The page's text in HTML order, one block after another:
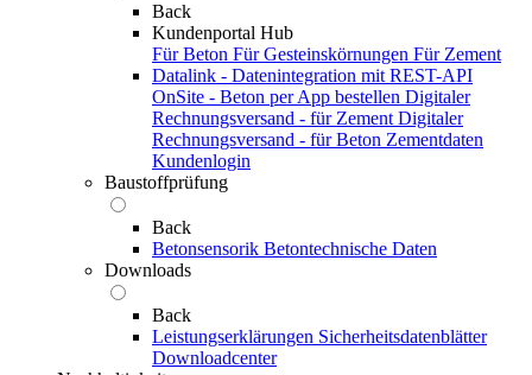
Back
Kundenportal Hub
Für Beton Für Gesteinskörnungen Für Zement
Datalink - Datenintegration mit REST-API
OnSite - Beton per App bestellen Digitaler
Rechnungsversand - für Zement Digitaler
Rechnungsversand - für Beton Zementdaten
Kundenlogin
Baustoffprüfung
Back
Betonsensorik Betontechnische Daten
Downloads
Back
Leistungserklärungen Sicherheitsdatenblätter
Downloadcenter